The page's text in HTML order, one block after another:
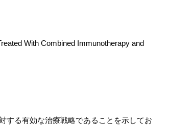
With Combined Immunotherapy and
する有効な治療戦略であることを示してお